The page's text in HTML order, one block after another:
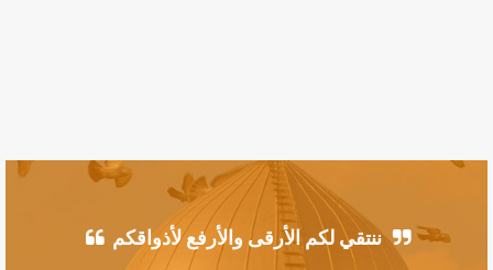
ننتقي لكم الأرقى والأرفع لأذواقكم